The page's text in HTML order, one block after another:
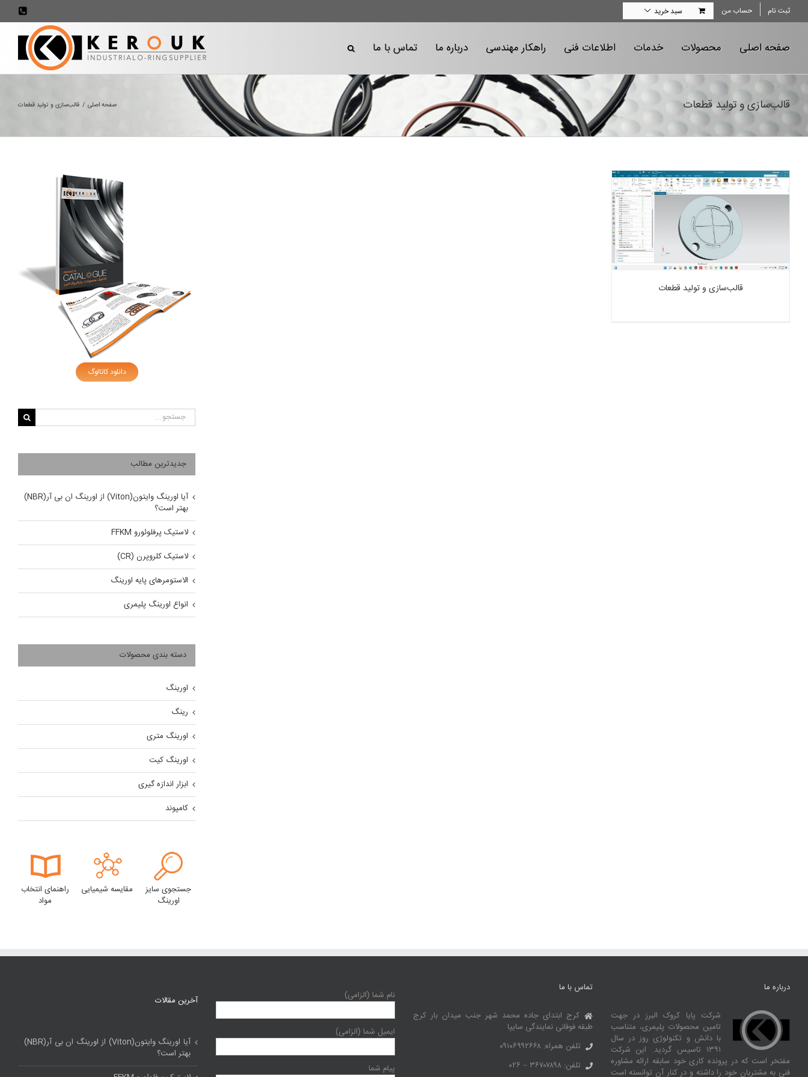
ثبت نام حساب من سبد خرید
صفحه اصلی محصولات خدمات اطلاعات فنی راهکار مهندسی درباره ما تماس با ما
قالب‌سازی و تولید قطعات صفحه اصلی / قالب‌سازی و تولید قطعات
قالب‌سازی و تولید قطعات
دانلود کاتالوگ
جستجو
برای:
جدیدترین مطالب
آیا اورینگ وایتون(Viton) از اورینگ ان بی آر(NBR)
بهتر است؟
لاستیک پرفلوئورو FFKM
لاستیک کلروپرن (CR)
الاستومرهای پایه اورینگ
انواع اورینگ پلیمری
دسته بندی محصولات
اورینگ
رینگ
اورینگ متری
اورینگ کیت
ابزار اندازه گیری
کامپوند
جستجوی سایز
اورینگ
مقایسه شیمیایی
راهنمای انتخاب
مواد
درباره ما
شرکت پایا کروک البرز در جهت
تامین محصولات پلیمری، متناسب
با دانش و تکنولوژی روز در سال
۱۳۹۱ تاسیس گردید. این شرکت
مفتخر است که در پرونده کاری خود سابقه ارائه مشاوره
فنی به مشتریان خود را داشته و در کنار آن توانسته‌ است
تماس با ما
کرج ابتدای جاده محمد شهر جنب میدان بار کرج
طبقه فوقانی نمایندگی سایپا
تلفن همراه: ۰۹۱۰۶۹۹۲۶۶۸
تلفن: ۳۶۷۰۷۸۹۸ – ۰۲۶
نام شما (الزامی)
ایمیل شما (الزامی)
پیام شما
آخرین مقالات
آیا اورینگ وایتون(Viton) از اورینگ ان بی آر(NBR)
بهتر است؟